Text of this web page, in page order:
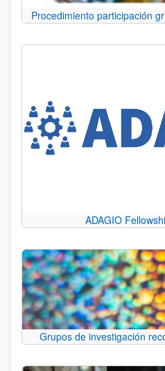
Procedimiento participación
ADAGIO
Grupos de investigación